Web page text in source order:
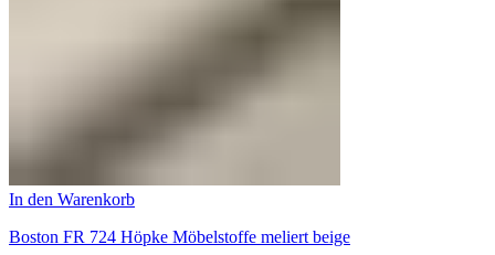
In den Warenkorb
Boston FR 724 Höpke Möbelstoffe meliert beige